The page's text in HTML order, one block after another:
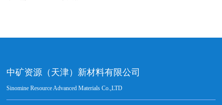
中矿资源（天津）新材料有限公司
Sinomine Resource Advanced Materials Co.,LTD